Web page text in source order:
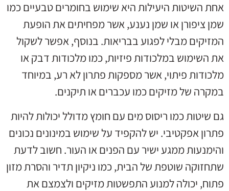
אחת השיטות היעילות היא שימוש בחומרים טבעיים כמו
שמן ציפורן או שמן נענע, אשר מפחיתים את הופעת
המזיקים מבלי לפגוע בבריאות. בנוסף, אפשר לשקול
את השימוש במלכודות פיזיות, כמו מלכודות דבק או
מלכודות פיתוי, אשר מספקות פתרון לא רע, במיוחד
במקרה של מזיקים כמו עכברים או תיקנים.
גם שיטות כמו ריסוס מים עם חומץ מדולל יכולות להיות
פתרון אפקטיבי. יש להקפיד על שימוש במינונים נכונים
והימנעות ממגע ישיר עם הפנים או העור. חשוב לדעת
שתחזוקה שוטפת של הבית, כמו ניקיון תדיר והסרת מזון
פתוח, יכולה למנוע התפשטות מזיקים ולצמצם את